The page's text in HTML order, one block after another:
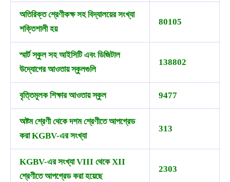
অতিরিক্ত শ্রেণীকক্ষ সহ বিদ্যালয়ের সংখ্যা
শক্তিশালী হয়
80105
স্মার্ট স্কুল সহ আইসিটি এবং ডিজিটাল
উদ্যোগের আওতায় স্কুলগুলি
138802
বৃত্তিমূলক শিক্ষার আওতায় স্কুল 9477
অষ্টম শ্রেণী থেকে দশম শ্রেণীতে আপগ্রেড
করা KGBV-এর সংখ্যা
313
KGBV-এর সংখ্যা VIII থেকে XII
শ্রেণীতে আপগ্রেড করা হয়েছে
2303